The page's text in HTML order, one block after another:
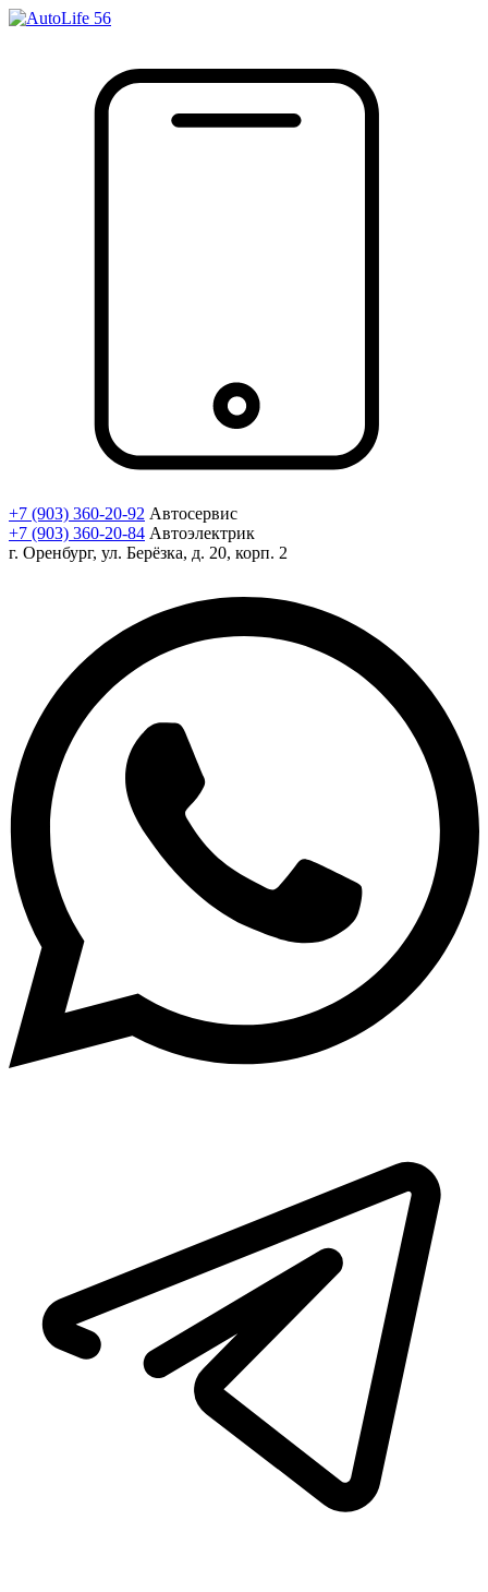
+7 (903) 360-20-92 Автосервис
+7 (903) 360-20-84 Автоэлектрик
г. Оренбург, ул. Берёзка, д. 20, корп. 2